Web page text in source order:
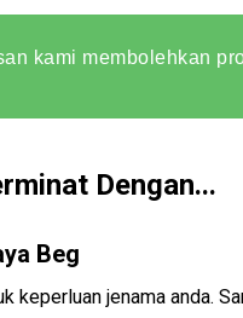
kami membolehkan
Dengan...
Beg
keperluan jenama anda.